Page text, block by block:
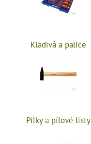
Kladivá a palice
Pílky a pílové listy